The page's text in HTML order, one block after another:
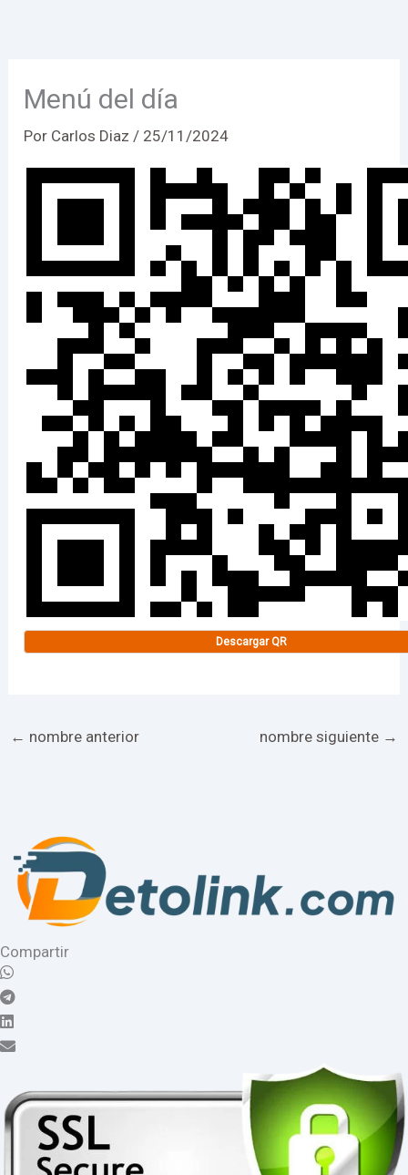
Menú del día
Por Carlos Diaz / 25/11/2024
Descargar QR
← nombre anterior nombre siguiente →
Compartir